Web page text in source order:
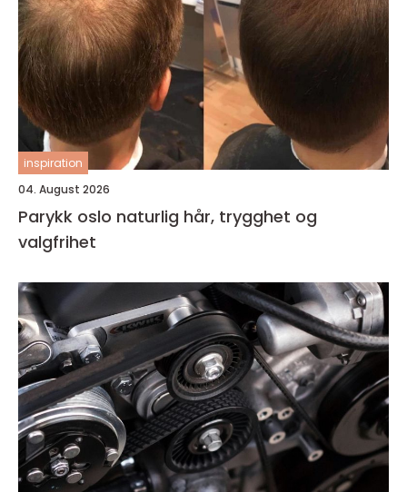
inspiration
04. August 2026
Parykk oslo naturlig hår, trygghet og
valgfrihet